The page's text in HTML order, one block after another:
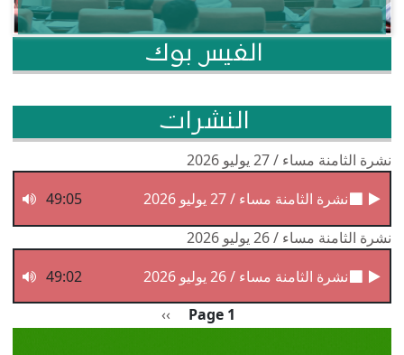
الفيس بوك
النشرات
نشرة الثامنة مساء / 27 يوليو 2026
نشرة الثامنة مساء / 27 يوليو 2026
49:05
نشرة الثامنة مساء / 26 يوليو 2026
نشرة الثامنة مساء / 26 يوليو 2026
49:02
Page 1 الصفحة التالية
››